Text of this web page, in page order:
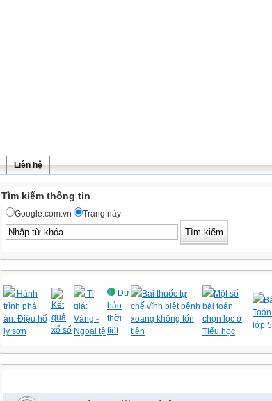
Liên hệ
Tìm kiếm thông tin
Google.com.vn Trang này
Hành
trình phá
án: Điệu hổ
ly sơn
Kết
quả
xổ số
Tỉ
giá:
Vàng -
Ngoại tệ
Dự
báo
thời
tiết
Bài thuốc tự
chế vĩnh biệt bệnh
xoang không tốn
tiền
Một số
bài toán
chọn lọc ở
Tiểu học
lớp